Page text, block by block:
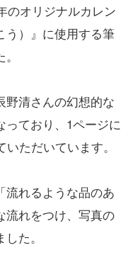
のオリジナルカレン
う）』に使用する筆
野清さんの幻想的な
ており、1ページに
ただいています。
流れるような品のあ
流れをつけ、写真の
た。